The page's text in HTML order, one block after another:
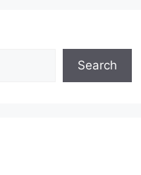
Search